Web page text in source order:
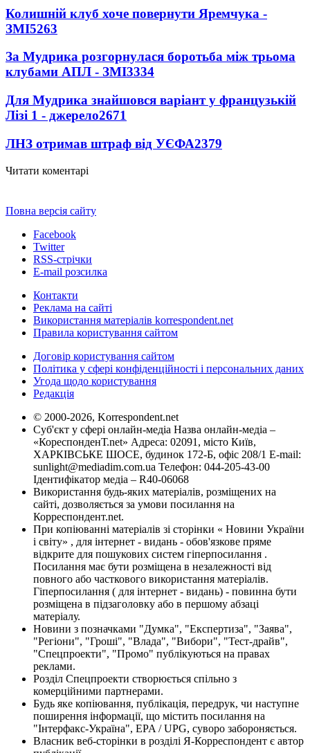
Колишній клуб хоче повернути Яремчука -
ЗМІ5263
За Мудрика розгорнулася боротьба між трьома
клубами АПЛ - ЗМІ3334
Для Мудрика знайшовся варіант у французькій
Лізі 1 - джерело2671
ЛНЗ отримав штраф від УЄФА2379
Читати коментарі
Повна версія сайту
Facebook
Twitter
RSS-стрічки
E-mail розсилка
Контакти
Реклама на сайті
Використання матеріалів korrespondent.net
Правила користування сайтом
Договір користування сайтом
Політика у сфері конфіденційності і персональних даних
Угода щодо користування
Редакція
© 2000-2026, Korrespondent.net
Суб'єкт у сфері онлайн-медіа Назва онлайн-медіа –
«КореспонденТ.net» Адреса: 02091, місто Київ,
ХАРКІВСЬКЕ ШОСЕ, будинок 172-Б, офіс 208/1 E-mail:
sunlight@mediadim.com.ua Телефон: 044-205-43-00
Ідентифікатор медіа – R40-06068
Використання будь-яких матеріалів, розміщених на
сайті, дозволяється за умови посилання на
Корреспондент.net.
При копіюванні матеріалів зі сторінки « Новини України
і світу» , для інтернет - видань - обов'язкове пряме
відкрите для пошукових систем гіперпосилання .
Посилання має бути розміщена в незалежності від
повного або часткового використання матеріалів.
Гіперпосилання ( для інтернет - видань) - повинна бути
розміщена в підзаголовку або в першому абзаці
матеріалу.
Новини з позначками "Думка", "Експертиза", "Заява",
"Регіони", "Гроші", "Влада", "Вибори", "Тест-драйв",
"Спецпроекти", "Промо" публікуються на правах
реклами.
Розділ Спецпроекти створюється спільно з
комерційними партнерами.
Будь яке копіювання, публікація, передрук, чи наступне
поширення інформації, що містить посилання на
"Інтерфакс-Україна", EPA / UPG, суворо забороняється.
Власник веб-сторінки в розділі Я-Корреспондент є автор